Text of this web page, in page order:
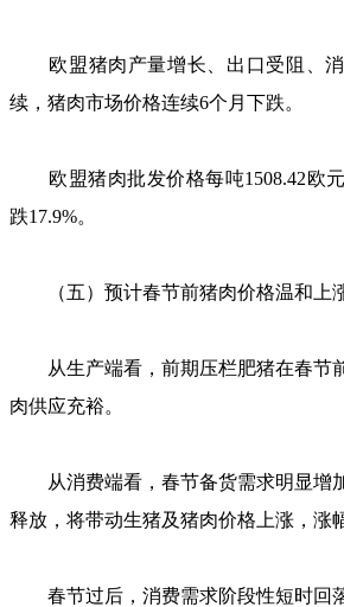
欧盟猪肉产量增长、出口受阻、消
续，猪肉市场价格连续6个月下跌。
欧盟猪肉批发价格每吨1508.42欧元
跌17.9%。
（五）预计春节前猪肉价格温和上涨
从生产端看，前期压栏肥猪在春节
肉供应充裕。
从消费端看，春节备货需求明显增
释放，将带动生猪及猪肉价格上涨，涨
春节过后，消费需求阶段性短时回